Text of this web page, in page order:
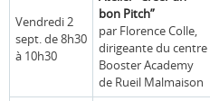
Vendredi 2
sept. de 8h30
à 10h30
bon Pitch”
par Florence Colle,
dirigeante du centre
Booster Academy
de Rueil Malmaison